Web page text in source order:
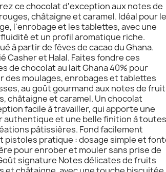
ce chocolat d'exception aux notes de
châtaigne et caramel. Idéal pour le
l'enrobage et les tablettes, avec une
et un profil aromatique riche.
à partir de fèves de cacao du Ghana.
Casher et Halal. Faites fondre ces
de chocolat au lait Ghana 40% pour
des moulages, enrobages et tablettes
au goût gourmand aux notes de
châtaigne et caramel. Un chocolat
facile à travailler, qui apporte une
authentique et une belle finition à toutes
pâtissières. Fond facilement
pistoles pratique : dosage simple et
pour enrober et mouler sans prise de
signature Notes délicates de fruits